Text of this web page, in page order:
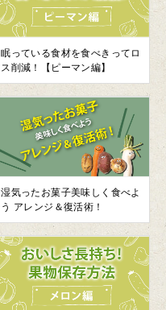
眠っている食材を食べきってロ
ス削減！【ピーマン編】
湿気ったお菓子美味しく食べよ
う アレンジ＆復活術！